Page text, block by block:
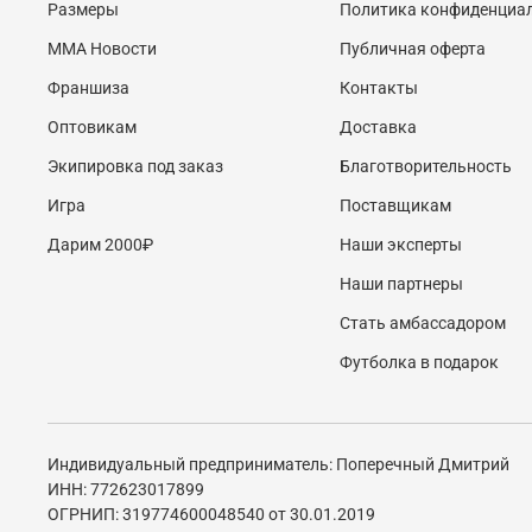
Размеры
MMA Новости
Франшиза
Оптовикам
Экипировка под заказ
Игра
Дарим 2000₽
Политика
Публичная оферта
Контакты
Доставка
Благотворительность
Поставщикам
Наши эксперты
Наши партнеры
Стать амбассадором
Футболка в подарок
Индивидуальный предприниматель: Поперечный Дмитрий
ИНН: 772623017899
ОГРНИП: 319774600048540 от 30.01.2019